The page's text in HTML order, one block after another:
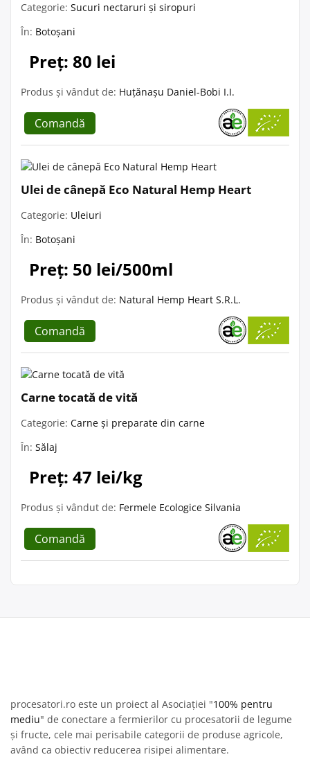
Categorie: Sucuri nectaruri și siropuri
În: Botoșani
Preț: 80 lei
Produs și vândut de: Huțănașu Daniel-Bobi I.I.
Comandă
Ulei de cânepă Eco Natural Hemp Heart
Categorie: Uleiuri
În: Botoșani
Preț: 50 lei/500ml
Produs și vândut de: Natural Hemp Heart S.R.L.
Comandă
Carne tocată de vită
Categorie: Carne și preparate din carne
În: Sălaj
Preț: 47 lei/kg
Produs și vândut de: Fermele Ecologice Silvania
Comandă
procesatori.ro este un proiect al Asociației "100% pentru
mediu" de conectare a fermierilor cu procesatorii de legume
și fructe, cele mai perisabile categorii de produse agricole,
având ca obiectiv reducerea risipei alimentare.